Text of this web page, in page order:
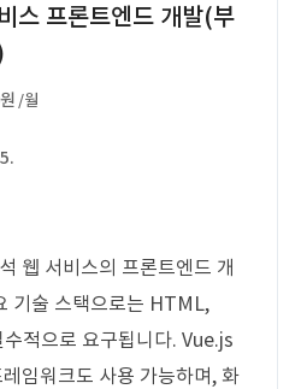
스 프론트엔드 개발(부
/월
웹 서비스의 프론트엔드 개
기술 스택으로는 HTML,
적으로 요구됩니다. Vue.js
임워크도 사용 가능하며, 화